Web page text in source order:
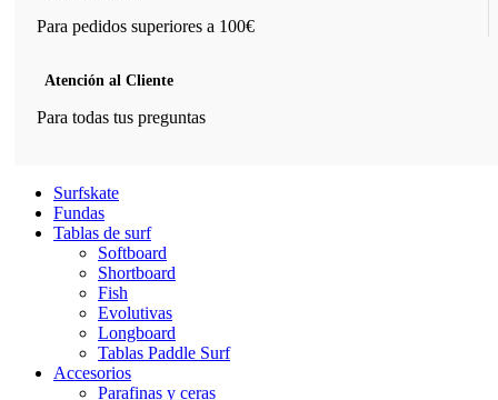
Para pedidos superiores a 100€
Atención al Cliente
Para todas tus preguntas
Surfskate
Fundas
Tablas de surf
Softboard
Shortboard
Fish
Evolutivas
Longboard
Tablas Paddle Surf
Accesorios
Parafinas y ceras